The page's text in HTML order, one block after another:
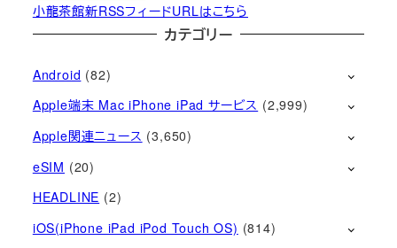
小龍茶館新RSSフィードURLはこちら
カテゴリー
Android (82)
Apple端末 Mac iPhone iPad サービス (2,999)
Apple関連ニュース (3,650)
eSIM (20)
HEADLINE (2)
iOS(iPhone iPad iPod Touch OS) (814)